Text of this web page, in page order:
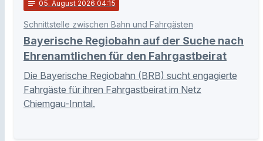
notes 05. August 2026 04:15
Schnittstelle zwischen Bahn und Fahrgästen
Bayerische Regiobahn auf der Suche nach
Ehrenamtlichen für den Fahrgastbeirat
Die Bayerische Regiobahn (BRB) sucht engagierte
Fahrgäste für ihren Fahrgastbeirat im Netz
Chiemgau-Inntal.